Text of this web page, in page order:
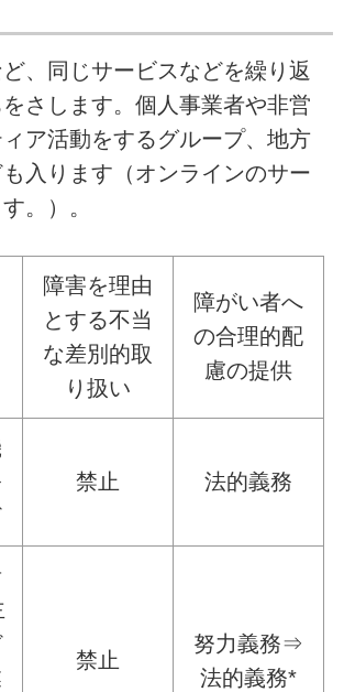
、同じサービスなどを繰り返
さします。個人事業者や非営
ア活動をするグループ、地方
入ります（オンラインのサー
。）。
障害を理由
とする不当
な差別的取
り扱い
障がい者へ
の合理的配
慮の提供
禁止 法的義務
禁止
努力義務⇒
法的義務*